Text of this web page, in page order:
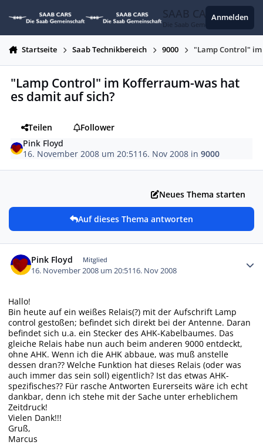
SAAB CARS
Die Saab Gemeinschaft
Anmelden
Startseite Saab Technikbereich 9000 "Lamp Control"
"Lamp Control" im Kofferraum-was hat
es damit auf sich?
Teilen
Follower
Pink Floyd
16. November 2008 um 20:51 16. Nov 2008 in9000
Neues Thema starten
Auf dieses Thema antworten
Pink Floyd Mitglied
16. November 2008 um 20:5116. Nov 2008
Hallo!
Bin heute auf ein weißes Relais(?) mit der Aufschrift Lamp
control gestoßen; befindet sich direkt bei der Antenne. Daran
befindet sich u.a. ein Stecker des AHK-Kabelbaumes. Das
gleiche Relais habe nun auch beim anderen 9000 entdeckt,
ohne AHK. Wenn ich die AHK abbaue, was muß anstelle
dessen dran?? Welche Funktion hat dieses Relais (oder was
auch immer das sein soll) eigentlich? Ist das etwas AHK-
spezifisches?? Für rasche Antworten Eurerseits wäre ich echt
dankbar, denn ich stehe mit der Sache unter erheblichem
Zeitdruck!
Vielen Dank!!!
Gruß,
Marcus